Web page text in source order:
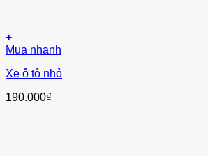
+
Mua nhanh
Xe ô tô nhỏ
190.000₫